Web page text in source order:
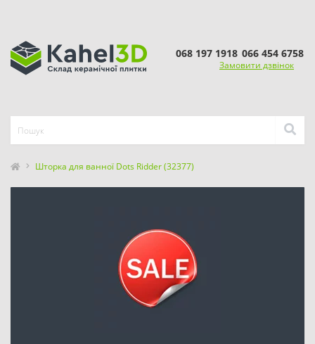
068 197 1918 066 454 6758
Замовити дзвінок
Шторка для ванної Dots Ridder (32377)